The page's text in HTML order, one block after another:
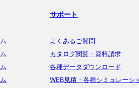
サポート
よくあるご質問
カタログ閲覧・資料請求
各種データダウンロード
WEB見積・各種シミュレーシ